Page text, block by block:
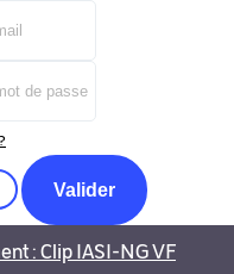
Valider
: Clip IASI-NG VF